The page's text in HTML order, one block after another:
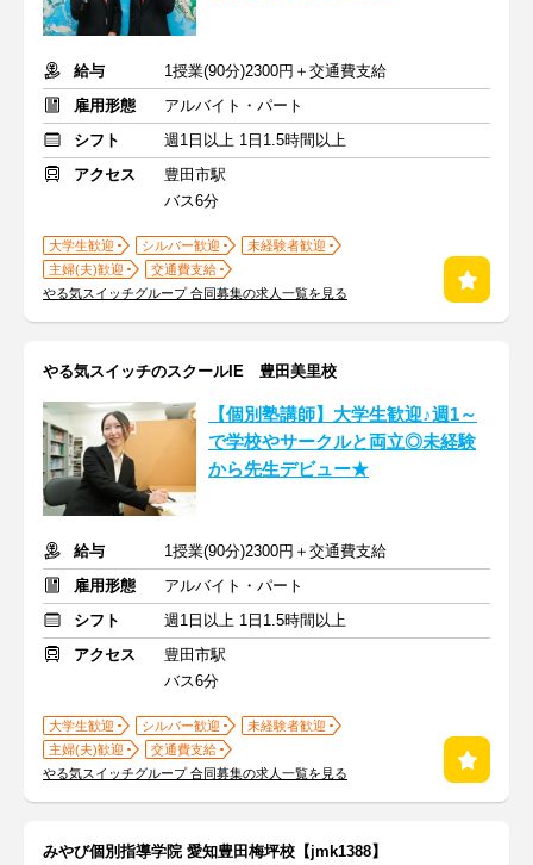
給与
1授業(90分)2300円＋交通費支給
雇用形態
アルバイト・パート
シフト
週1日以上 1日1.5時間以上
アクセス
豊田市駅
バス6分
大学生歓迎 シルバー歓迎
未経験者歓迎
主婦(夫)歓迎
交通費支給
やる気スイッチグループ 合同募集の求人一覧を見る
やる気スイッチのスクールIE 豊田美里校
【個別塾講師】大学生歓迎♪週1～
で学校やサークルと両立◎未経験
から先生デビュー★
給与
1授業(90分)2300円＋交通費支給
雇用形態
アルバイト・パート
シフト
週1日以上 1日1.5時間以上
アクセス
豊田市駅
バス6分
大学生歓迎 シルバー歓迎
未経験者歓迎
主婦(夫)歓迎
交通費支給
やる気スイッチグループ 合同募集の求人一覧を見る
みやび個別指導学院 愛知豊田梅坪校【jmk1388】